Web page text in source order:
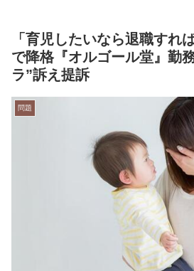
NEWまとめサイトアンテナ！
【画像】仙台育英のマネージャー
wwwwwwwwwwwwwwwwwww /
テナ！ NEW!
【衝撃画像】絶対にヒグマに襲
家」、凄すぎるｗｗｗｗこれは…
NEW! (8/6
【かっけぇ…】あのまとめ管理人
い”に共感‥‥「お金で忖度ばかり
らないで」 / NEWまとめサイトア
サルゲッチュ、クラッシュバン
ングみたいなゲーム / NEWまとめ
大気圏に突入するワイ「あぢい
いいいいいいい！！！！」 / VIP・
ル – New World Antenna NEW! (8/6
「育児したいなら退職すれ
で降格『オルゴール堂』勤
ラ”訴え提訴
問題